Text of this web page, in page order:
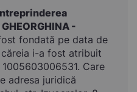
-
fondată pe data de
căreia i-a fost atribuit
Care
adresa juridică